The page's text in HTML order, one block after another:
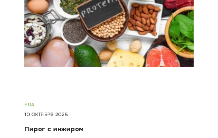
ЕДА
10 ОКТЯБРЯ 2025
Пирог с инжиром